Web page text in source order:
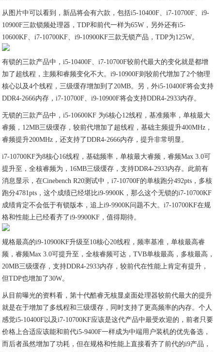
从图片中可以看到，新品将会有六款，包括i5-10400F、i7-10700F、i9-
10900F三款锁频处理器，TDP和前代一样为65W，另外还有i5-
10600KF、i7-10700KF、i9-10900KF三款无锁产品，TDP为125W。
有锁的三款产品中，i5-10400F、i7-10700F较前代最大的变化就是都增
加了超线程，主频和睿频变化不大。i9-10900F则较前代增加了2个物理
核心以及4个线程，三级缓存增加到了20MB。另，外i5-10400F将会支持
DDR4-2666内存，i7-10700F、i9-10900F将会支持DDR4-2933内存。
无锁的三款产品中，i5-10600KF 为6核心12线程，基准频率，单核最大
睿频，12MB三级缓存，较前代增加了超线程，基础主频提升400MHz，
睿频提升200MHz，还支持了DDR4-2666内存，提升非常明显。
i7-10700KF为8核心16线程，基础频率，单核最大睿频，睿频Max 3.0可
提升至，全核睿频为，16MB三级缓存，支持DDR4-2933内存。此前有
消息显示，在Cinebench R20测试中，i7-10700F的单核跑分492pts，多核
跑分4781pts，这个成绩已经堪比i9-9900K，那么这个无锁的i7-10700KF
成绩肯定不会低于有锁版本，追上i9-9900K问题不大。i7-10700KF在规
格和性能上已经看齐了i9-9900KF，值得期待。
规格最高的i9-10900KF升级至10核心20线程，频率基准，单核最高睿
频，睿频Max 3.0可提升至，全核睿频可达，TVB单核最高，多核最高，
20MB三级缓存，支持DDR4-2933内存，较前代在性能上肯定有提升，
但TDP也增加了30W。
从目前曝光的资料看，第十代酷睿无核显桌面处理器较前代最大的提升
就是在于增加了多线程和三级缓存，同时支持了更高频率的内存。个人
感觉i5-10400F以及i7-10700KF应该是这代产品中最受欢迎的，前者只要
价格上合适应该能和前代i5-9400F一样成为中端用户装机的优先备选，
而后者虽然增加了功耗，但在规格和性能上直接看齐了前代的i9产品，